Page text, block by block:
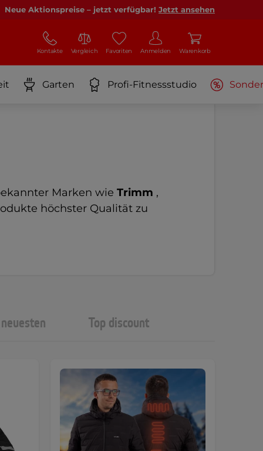
Neue Aktionspreise – jetzt verfügbar! Jetzt ansehen
Kontakte Vergleich Favoriten Anmelden Warenkorb
Garten Profi-Fitnessstudio
Marken wie Trimm ,
höchster Qualität zu
Top discount